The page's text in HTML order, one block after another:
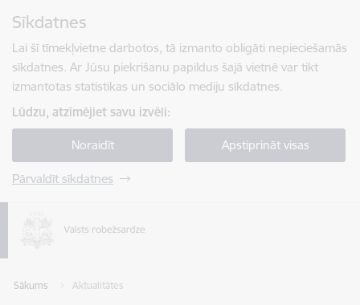
Sīkdatnes
Lai šī tīmekļvietne darbotos, tā izmanto obligāti nepieciešamās
sīkdatnes. Ar Jūsu piekrišanu papildus šajā vietnē var tikt
izmantotas statistikas un sociālo mediju sīkdatnes.
Lūdzu, atzīmējiet savu izvēli:
Noraidīt Apstiprināt visas
Pārvaldīt sīkdatnes
Sākums Aktualitātes